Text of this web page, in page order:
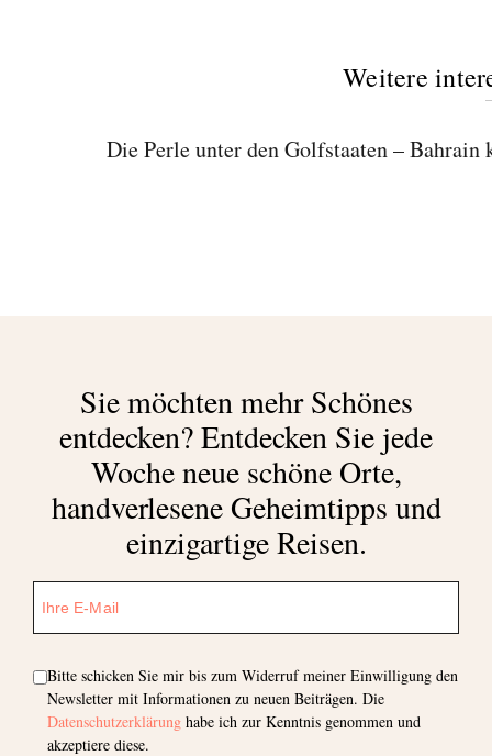
Weitere
Die Perle unter den Golfstaaten –
Sie möchten mehr Schönes
entdecken?Entdecken Sie jede
Woche neue schöne Orte,
handverlesene Geheimtipps und
einzigartige Reisen.
Bitte schicken Sie mir bis zum Widerruf meiner Einwilligung den
Newsletter mit Informationen zu neuen Beiträgen. Die
Datenschutzerklärung habe ich zur Kenntnis genommen und
akzeptiere diese.